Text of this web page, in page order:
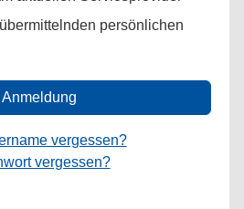
persönlichen
Anmeldung
vergessen?
vergessen?